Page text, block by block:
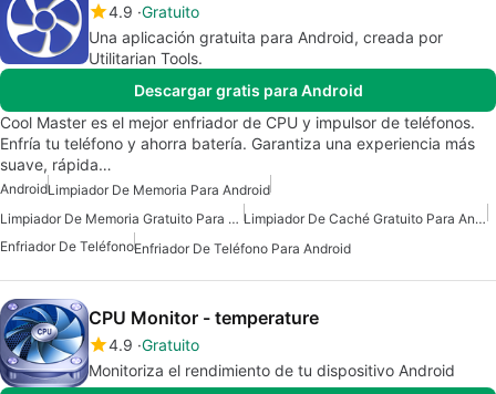
4.9 Gratuito
Una aplicación gratuita para Android, creada por
Utilitarian Tools.
Descargar gratis para Android
Cool Master es el mejor enfriador de CPU y impulsor de teléfonos.
Enfría tu teléfono y ahorra batería. Garantiza una experiencia más
suave, rápida…
AndroidLimpiador De Memoria Para Android
Limpiador De Memoria Gratuito Para Android
Limpiador De Caché Gratuito Para Android
Enfriador De TeléfonoEnfriador De Teléfono Para Android
CPU Monitor - temperature
4.9 Gratuito
Monitoriza el rendimiento de tu dispositivo Android